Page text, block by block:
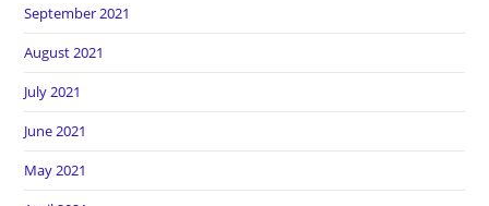
September 2021
August 2021
July 2021
June 2021
May 2021